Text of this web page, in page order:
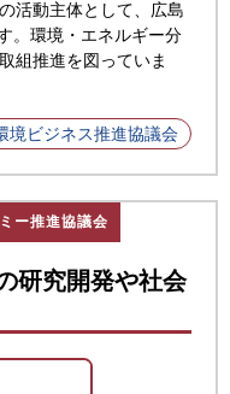
活動主体として、広島
。環境・エネルギー分
組推進を図っていま
境ビジネス推進協議会
ー推進協議会
研究開発や社会